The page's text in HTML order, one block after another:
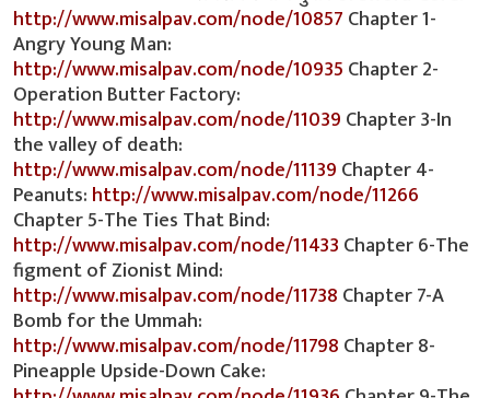
http://www.misalpav.com/node/10857Chapter 1-
Angry Young Man:
http://www.misalpav.com/node/10935Chapter 2-
Operation Butter Factory:
http://www.misalpav.com/node/11039Chapter 3-In
the valley of death:
http://www.misalpav.com/node/11139Chapter 4-
Peanuts:http://www.misalpav.com/node/11266
Chapter 5-The Ties That Bind:
http://www.misalpav.com/node/11433Chapter 6-The
figment of Zionist Mind:
http://www.misalpav.com/node/11738Chapter 7-A
Bomb for the Ummah:
http://www.misalpav.com/node/11798Chapter 8-
Pineapple Upside-Down Cake: